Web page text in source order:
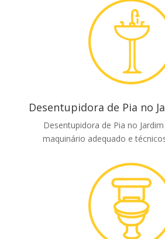
Desentupidora de Pia no
Desentupidora de Pia no
maquinário adequado e